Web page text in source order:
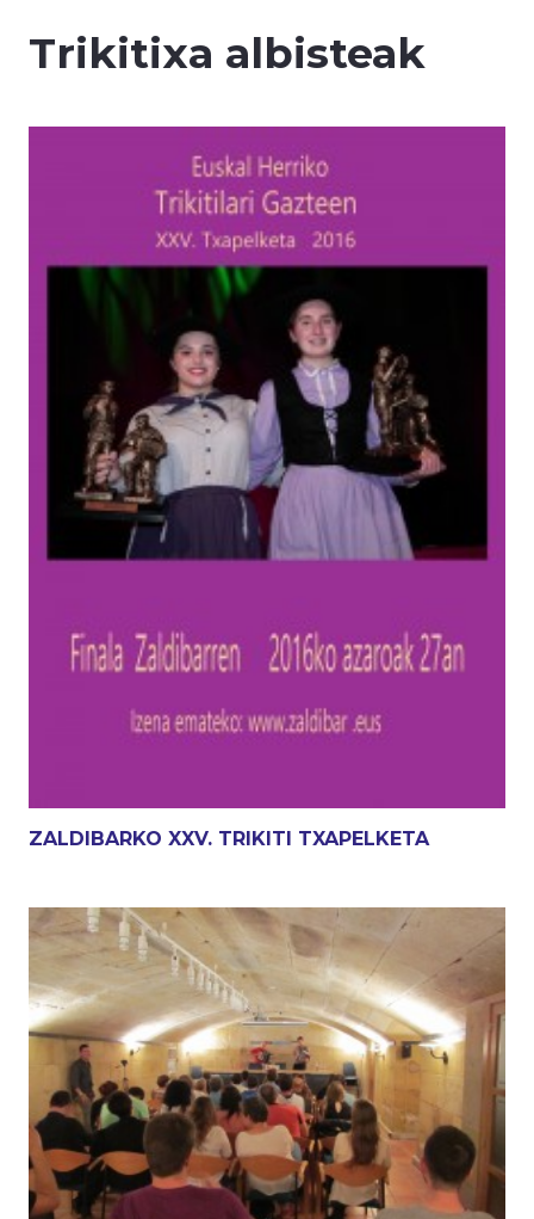
Trikitixa albisteak
ZALDIBARKO XXV. TRIKITI TXAPELKETA